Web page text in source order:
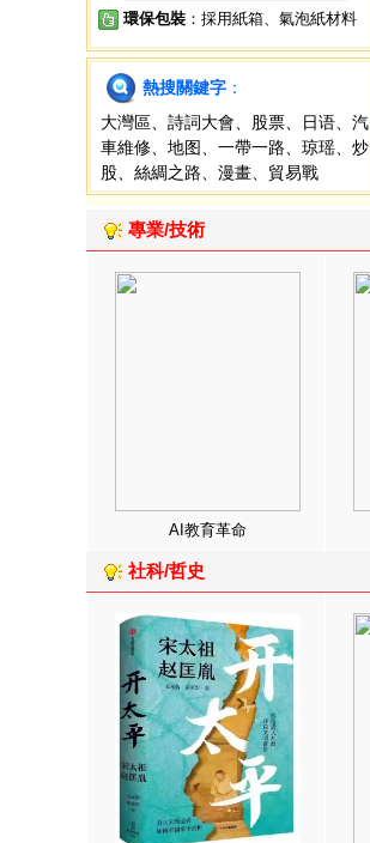
環保包裝 ：採用紙箱、氣泡紙材料
熱搜關鍵字 ：
大灣區
詩詞大會 股票 日语
汽
車維修
地图 一帶一路 琼瑶
炒
股
絲綢之路 漫畫 貿易戰
專業/技術
AI教育革命
社科/哲史